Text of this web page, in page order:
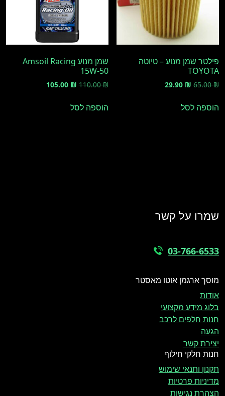
פילטר שמן מנוע – טיוטה
TOYOTA
65.00₪
המחיר
היה:
29.90 ₪
המחיר
הוספה לסל
שמן מנוע Amsoil Racing
15W-50
110.00₪
המחיר
היה:
105.00 ₪
הוספה לסל
שמרו על קשר
03-766-6533
מוסך ארגמן אוטו מאסטר
אודות
בלוג מידע מקצועי
חנות חלפים לרכב
הגעה
יצירת קשר
חנות חלקי חילוף
תקנון ותנאי שימוש
מדיניות פרטיות
הצהרת נגישות